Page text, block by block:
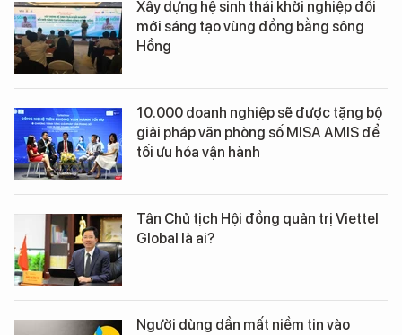
Xây dựng hệ sinh thái khởi nghiệp đổi
mới sáng tạo vùng đồng bằng sông
Hồng
10.000 doanh nghiệp sẽ được tặng bộ
giải pháp văn phòng số MISA AMIS để
tối ưu hóa vận hành
Tân Chủ tịch Hội đồng quản trị Viettel
Global là ai?
Người dùng dần mất niềm tin vào